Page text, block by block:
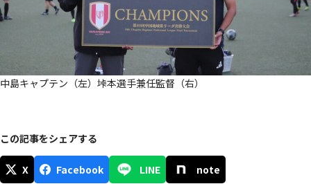
中島キャプテン（左）垰本選手兼任監督（右）
この記事をシェアする
X Facebook LINE note